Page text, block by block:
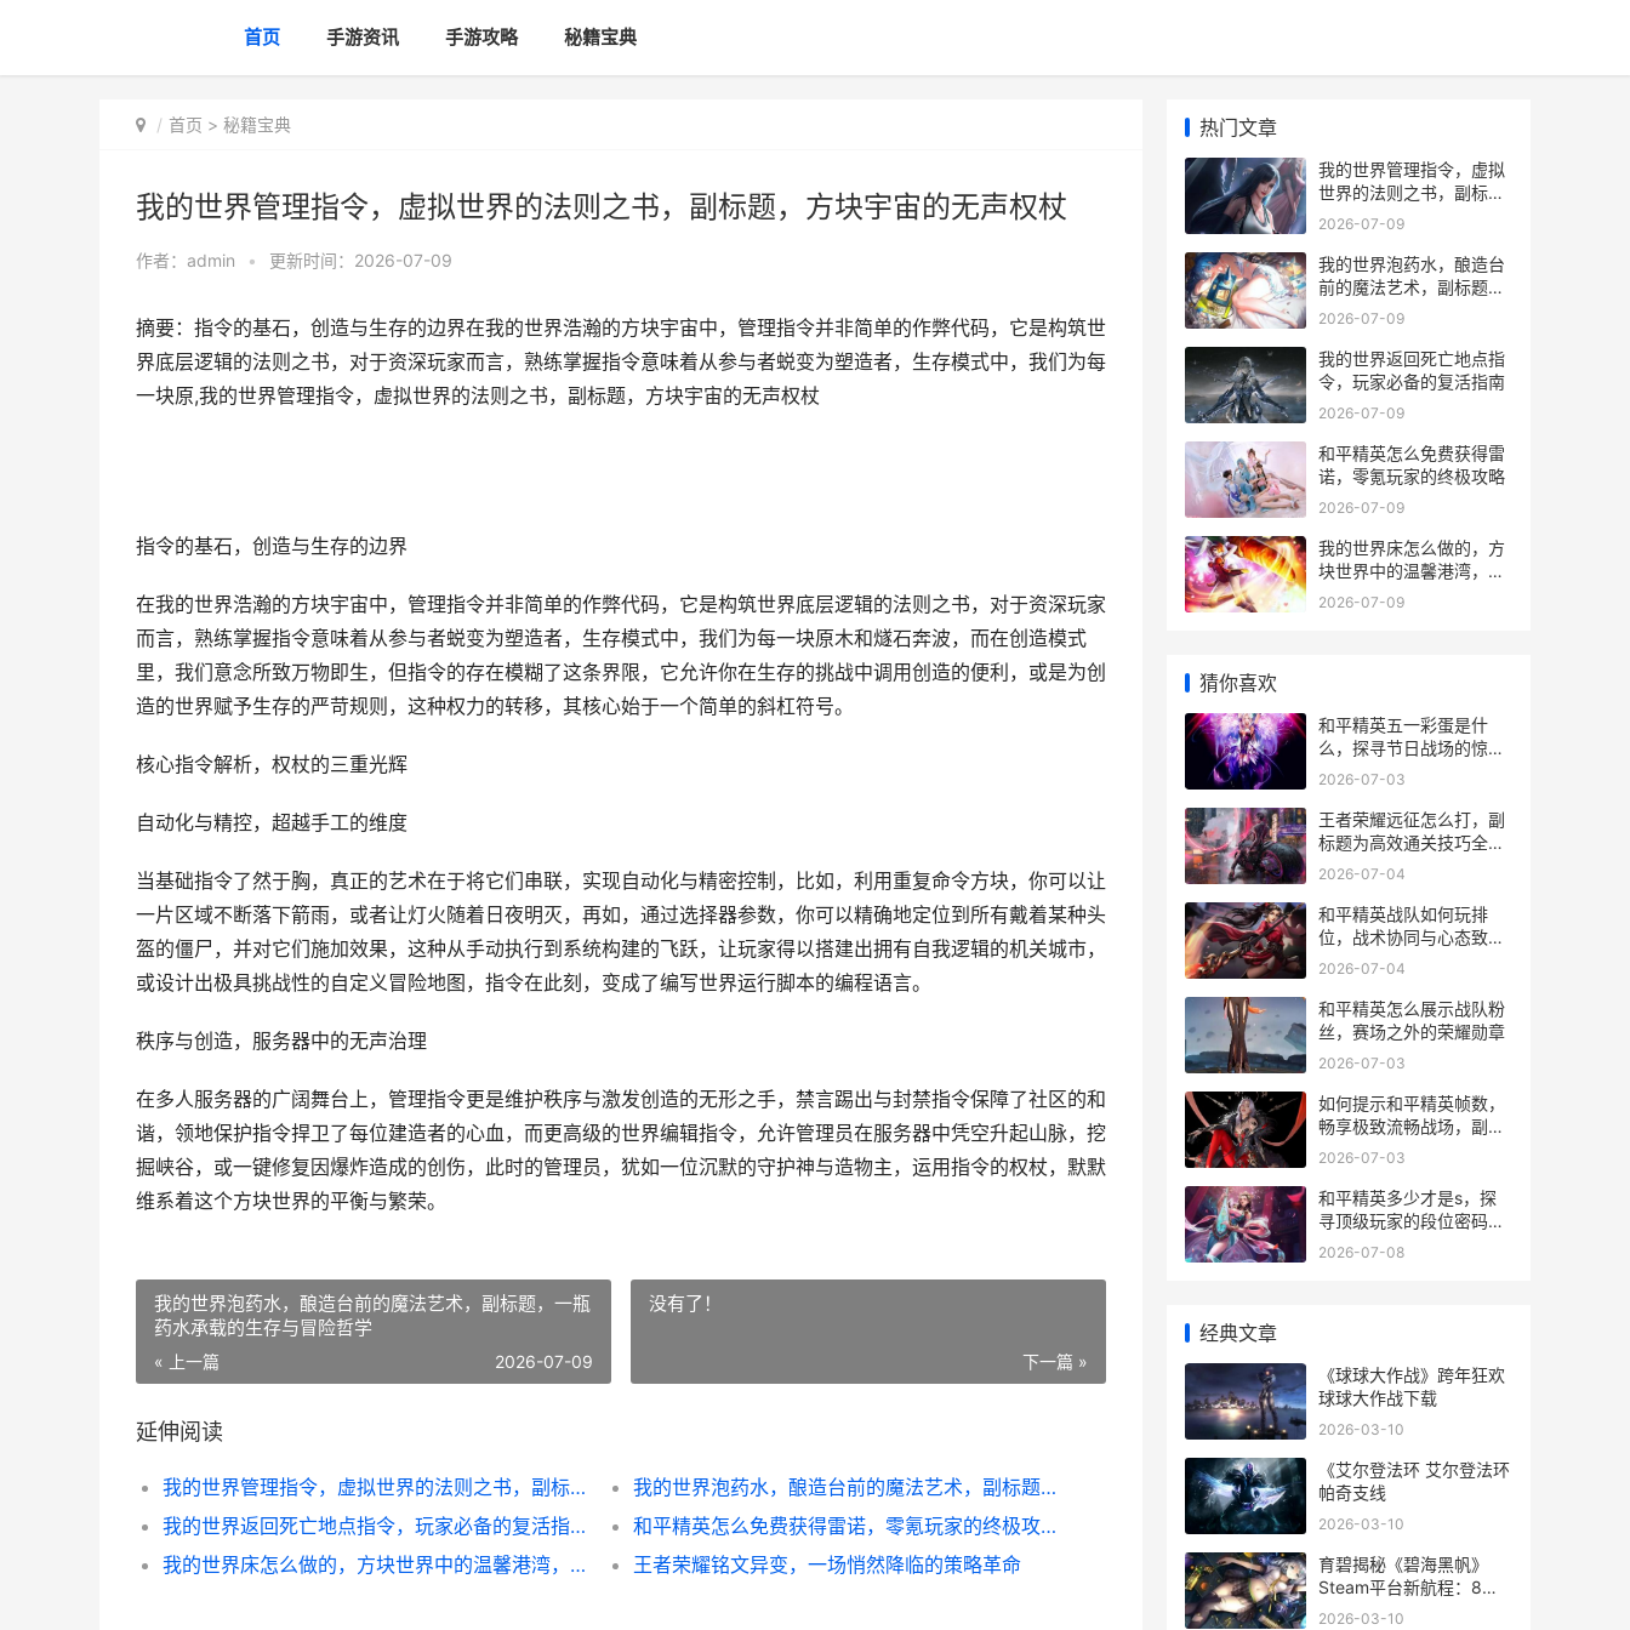
首页 手游资讯 手游攻略 秘籍宝典
首页 > 秘籍宝典
我的世界管理指令，虚拟世界的法则之书，副标题，方块宇宙的无声权杖
作者： admin • 更新时间：2026-07-09
摘要：指令的基石，创造与生存的边界在我的世界浩瀚的方块宇宙中，管理指令并非简单的作弊代码，它是构筑世
界底层逻辑的法则之书，对于资深玩家而言，熟练掌握指令意味着从参与者蜕变为塑造者，生存模式中，我们为每
一块原,我的世界管理指令，虚拟世界的法则之书，副标题，方块宇宙的无声权杖
指令的基石，创造与生存的边界
在我的世界浩瀚的方块宇宙中，管理指令并非简单的作弊代码，它是构筑世界底层逻辑的法则之书，对于资深玩家
而言，熟练掌握指令意味着从参与者蜕变为塑造者，生存模式中，我们为每一块原木和燧石奔波，而在创造模式
里，我们意念所致万物即生，但指令的存在模糊了这条界限，它允许你在生存的挑战中调用创造的便利，或是为创
造的世界赋予生存的严苛规则，这种权力的转移，其核心始于一个简单的斜杠符号。
核心指令解析，权杖的三重光辉
自动化与精控，超越手工的维度
当基础指令了然于胸，真正的艺术在于将它们串联，实现自动化与精密控制，比如，利用重复命令方块，你可以让
一片区域不断落下箭雨，或者让灯火随着日夜明灭，再如，通过选择器参数，你可以精确地定位到所有戴着某种头
盔的僵尸，并对它们施加效果，这种从手动执行到系统构建的飞跃，让玩家得以搭建出拥有自我逻辑的机关城市，
或设计出极具挑战性的自定义冒险地图，指令在此刻，变成了编写世界运行脚本的编程语言。
秩序与创造，服务器中的无声治理
在多人服务器的广阔舞台上，管理指令更是维护秩序与激发创造的无形之手，禁言踢出与封禁指令保障了社区的和
谐，领地保护指令捍卫了每位建造者的心血，而更高级的世界编辑指令，允许管理员在服务器中凭空升起山脉，挖
掘峡谷，或一键修复因爆炸造成的创伤，此时的管理员，犹如一位沉默的守护神与造物主，运用指令的权杖，默默
维系着这个方块世界的平衡与繁荣。
我的世界泡药水，酿造台前的魔法艺术，副标题，一瓶
药水承载的生存与冒险哲学
« 上一篇 2026-07-09
没有了！
下一篇 »
延伸阅读
我的世界管理指令，虚拟世界的法则之书，副标题，方块宇宙的无声权杖
我的世界泡药水，酿造台前的魔法艺术，副标题，一瓶药水承载的生存与冒险哲学
我的世界返回死亡地点指令，玩家必备的复活指南
和平精英怎么免费获得雷诺，零氪玩家的终极攻略
我的世界床怎么做的，方块世界中的温馨港湾，副标题，生存必备与建造艺术
王者荣耀铭文异变，一场悄然降临的策略革命
热门文章
我的世界管理指令，虚拟
世界的法则之书，副标
题，方块宇宙的无声权杖
2026-07-09
我的世界泡药水，酿造台
前的魔法艺术，副标题，
一瓶药水承载的生存与冒
2026-07-09
我的世界返回死亡地点指
令，玩家必备的复活指南
2026-07-09
和平精英怎么免费获得雷
诺，零氪玩家的终极攻略
2026-07-09
我的世界床怎么做的，方
块世界中的温馨港湾，副
标题，生存必备与建造艺
2026-07-09
猜你喜欢
和平精英五一彩蛋是什
么，探寻节日战场的惊喜
副标题
2026-07-03
王者荣耀远征怎么打，副
标题为高效通关技巧全解
析
2026-07-04
和平精英战队如何玩排
位，战术协同与心态致胜
之道
2026-07-04
和平精英怎么展示战队粉
丝，赛场之外的荣耀勋章
2026-07-03
如何提示和平精英帧数，
畅享极致流畅战场，副标
题，资深玩家实战优化指
2026-07-03
和平精英多少才是s，探
寻顶级玩家的段位密码，
副标题，从数据到意识的
2026-07-08
经典文章
《球球大作战》跨年狂欢
球球大作战下载
2026-03-10
《艾尔登法环 艾尔登法环
帕奇支线
2026-03-10
育碧揭秘《碧海黑帆》
Steam平台新航程：8月
23日扬帆出发 碧海官网
2026-03-10